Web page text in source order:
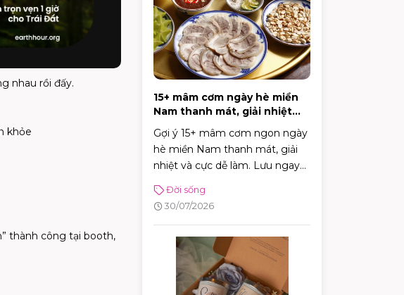
nhau rồi đấy.​
khỏe​
thành công tại booth,
15+ mâm cơm ngày hè miền
Nam thanh mát, giải nhiệt
Gợi ý 15+ mâm cơm ngon ngày
hè miền Nam thanh mát, giải
nhiệt và cực dễ làm. Lưu ngay
cơm gia đình luôn đậm đà, tròn
vị!
Đời sống
30/07/2026